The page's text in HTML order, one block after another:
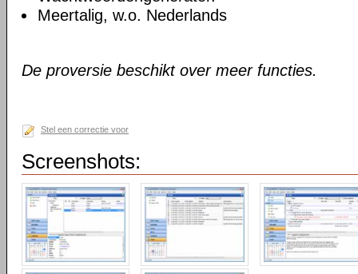
Meertalig, w.o. Nederlands
De proversie beschikt over meer functies.
Stel een correctie voor
Screenshots: